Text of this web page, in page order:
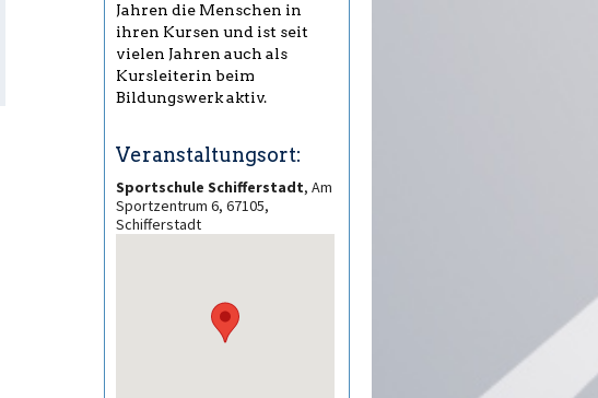
Jahren die Menschen in
ihren Kursen und ist seit
vielen Jahren auch als
Kursleiterin beim
Bildungswerk aktiv.
Veranstaltungsort:
Sportschule Schifferstadt, Am
Sportzentrum 6, 67105,
Schifferstadt